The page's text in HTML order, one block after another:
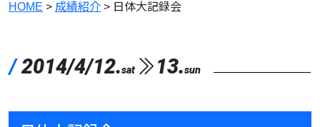
HOME > 成績紹介 > 日体大記録会
/2014/4/12.sat 13.sun